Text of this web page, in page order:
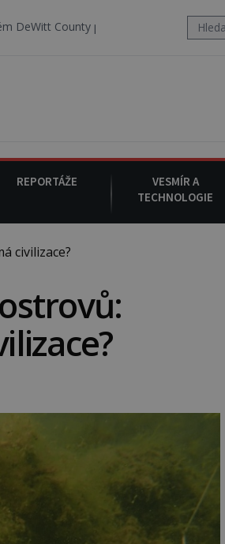
video, na kterém před jeho
REPORTÁŽE
VESMÍR A
TECHNOLOGIE
civilizace?